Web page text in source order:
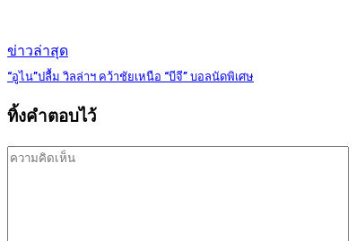
ข่าวล่าสุด
“อูไน”ปลื้ม วิลล่าฯ คว้าชัยเหนือ “บีจี” บอลนัดพิเศษ
ทิ้งคำตอบไว้